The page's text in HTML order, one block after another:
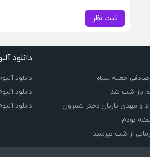
ثبت نظر
جعبه سیاه
باز شب شد
و مهدی یاریان دختر شمرون
بودم
از شب بپرسید
دانلود
دانلود
دانلود
دانلود